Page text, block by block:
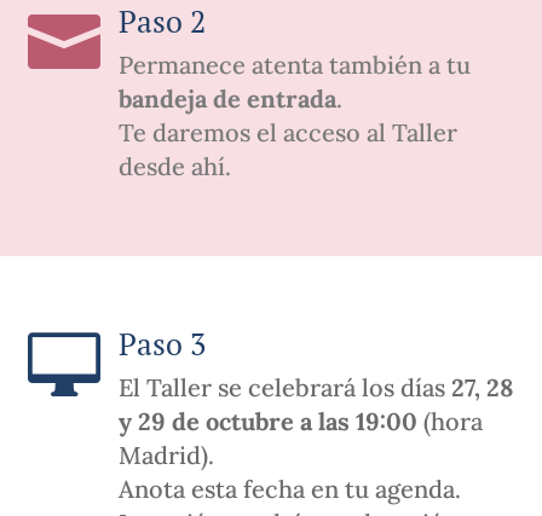
 Paso 2
Permanece atenta también a tu
bandeja de entrada.
Te daremos el acceso al Taller
desde ahí.
 Paso 3
El Taller se celebrará los días 27, 28
y 29 de octubre a las 19:00 (hora
Madrid).
Anota esta fecha en tu agenda.